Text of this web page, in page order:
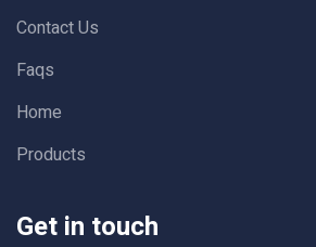
Contact Us
Faqs
Home
Products
Get in touch